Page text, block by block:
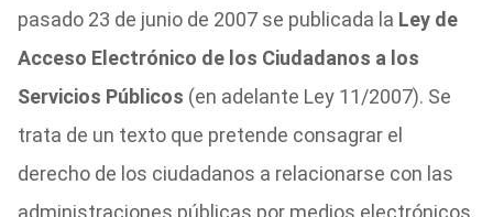
pasado 23 de junio de 2007 se publicada la Ley de
Acceso Electrónico de los Ciudadanos a los
Servicios Públicos (en adelante Ley 11/2007). Se
trata de un texto que pretende consagrar el
derecho de los ciudadanos a relacionarse con las
administraciones públicas por medios electrónicos,